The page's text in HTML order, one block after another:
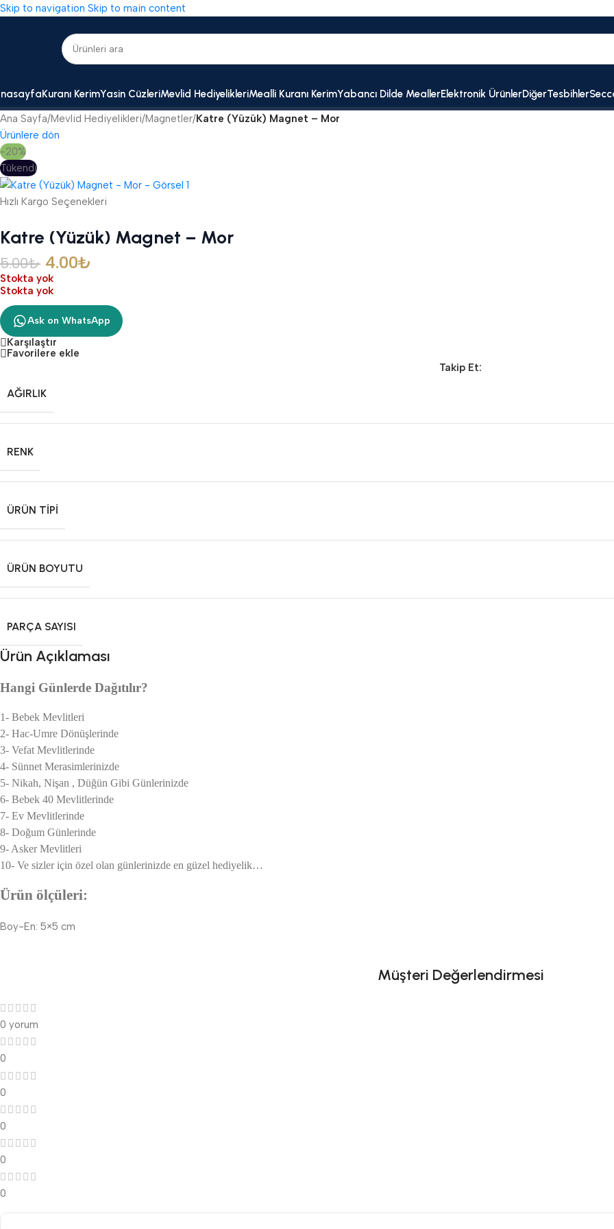
Skip to navigation Skip to main content
Kuranı KerimYasin CüzleriMevlid HediyelikleriMealli Kuranı KerimYabancı Dilde MeallerElektronik ÜrünlerDiğerTesbihler
Ana Sayfa/Mevlid Hediyelikleri/Magnetler/Katre (Yüzük) Magnet – Mor
Ürünlere dön
-20%
Tükendi
Hızlı Kargo Seçenekleri
Katre (Yüzük) Magnet – Mor
5.00₺ 4.00₺
Stokta yok
Stokta yok
Ask on WhatsApp
Karşılaştır
Favorilere ekle
Takip Et:
AĞIRLIK
RENK
ÜRÜN TIPI
ÜRÜN BOYUTU
PARÇA SAYISI
Ürün Açıklaması
Hangi Günlerde Dağıtılır?
1- Bebek Mevlitleri
2- Hac-Umre Dönüşlerinde
3- Vefat Mevlitlerinde
4- Sünnet Merasimlerinizde
5- Nikah, Nişan , Düğün Gibi Günlerinizde
6- Bebek 40 Mevlitlerinde
7- Ev Mevlitlerinde
8- Doğum Günlerinde
9- Asker Mevlitleri
10- Ve sizler için özel olan günlerinizde en güzel hediyelik…
Ürün ölçüleri:
Boy-En: 5×5 cm
Müşteri Değerlendirmesi
0 yorum
0
0
0
0
0